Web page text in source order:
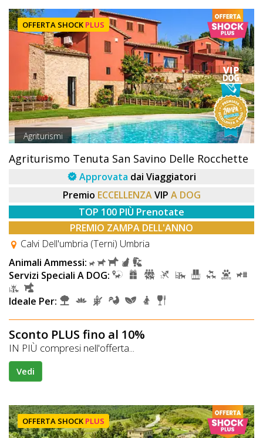
OFFERTA SHOCK PLUS
Agriturismi
Agriturismo Tenuta San Savino Delle Rocchette
Approvata dai Viaggiatori
Premio ECCELLENZA VIP A DOG
TOP 100 PIÙ Prenotate
PREMIO ZAMPA DELL'ANNO
Calvi Dell'umbria (Terni) Umbria
Animali Ammessi:
Servizi Speciali A DOG:
Ideale Per:
Sconto PLUS fino al 10%
IN PIÙ compresi nell'offerta...
Vedi
OFFERTA SHOCK PLUS